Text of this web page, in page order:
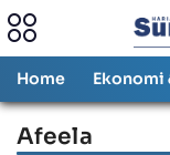
Home Ekonomi
Afeela